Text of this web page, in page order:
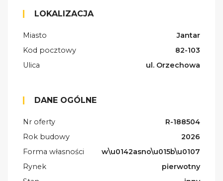
LOKALIZACJA
Miasto
Jantar
Kod pocztowy
82-103
Ulica
ul. Orzechowa
DANE OGÓLNE
Nr oferty
R-188504
Rok budowy
2026
Forma własności
w\u0142asno\u015b\u0107
Rynek
pierwotny